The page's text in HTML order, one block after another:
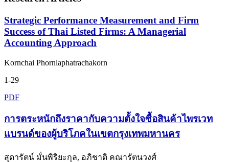
Strategic Performance Measurement and Firm
Success of Thai Listed Firms: A Managerial
Accounting Approach
Kornchai Phornlaphatrachakorn
1-29
PDF
การตระหนักถึงราคากับความตั้งใจซื้อสินค้าไพรเวท
แบรนด์ของผู้บริโภคในเขตกรุงเทพมหานคร
สุดารัตน์ มั่นพิริยะกุล, อภิชาติ คณารัตนวงศ์